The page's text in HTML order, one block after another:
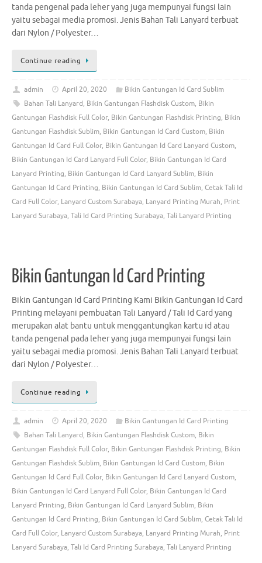
tanda pengenal pada leher yang juga mempunyai fungsi lain
yaitu sebagai media promosi. Jenis Bahan Tali Lanyard terbuat
dari Nylon / Polyester…
Continue reading
admin April 20, 2020
Bikin Gantungan Id Card Sublim
Bahan Tali Lanyard, Bikin Gantungan Flashdisk Custom, Bikin
Gantungan Flashdisk Full Color, Bikin Gantungan Flashdisk Printing, Bikin
Gantungan Flashdisk Sublim, Bikin Gantungan Id Card Custom, Bikin
Gantungan Id Card Full Color, Bikin Gantungan Id Card Lanyard Custom,
Bikin Gantungan Id Card Lanyard Full Color, Bikin Gantungan Id Card
Lanyard Printing, Bikin Gantungan Id Card Lanyard Sublim, Bikin
Gantungan Id Card Printing, Bikin Gantungan Id Card Sublim, Cetak Tali Id
Card Full Color, Lanyard Custom Surabaya, Lanyard Printing Murah, Print
Lanyard Surabaya, Tali Id Card Printing Surabaya, Tali Lanyard Printing
Bikin Gantungan Id Card Printing
Bikin Gantungan Id Card Printing Kami Bikin Gantungan Id Card
Printing melayani pembuatan Tali Lanyard / Tali Id Card yang
merupakan alat bantu untuk menggantungkan kartu id atau
tanda pengenal pada leher yang juga mempunyai fungsi lain
yaitu sebagai media promosi. Jenis Bahan Tali Lanyard terbuat
dari Nylon / Polyester…
Continue reading
admin April 20, 2020
Bikin Gantungan Id Card Printing
Bahan Tali Lanyard, Bikin Gantungan Flashdisk Custom, Bikin
Gantungan Flashdisk Full Color, Bikin Gantungan Flashdisk Printing, Bikin
Gantungan Flashdisk Sublim, Bikin Gantungan Id Card Custom, Bikin
Gantungan Id Card Full Color, Bikin Gantungan Id Card Lanyard Custom,
Bikin Gantungan Id Card Lanyard Full Color, Bikin Gantungan Id Card
Lanyard Printing, Bikin Gantungan Id Card Lanyard Sublim, Bikin
Gantungan Id Card Printing, Bikin Gantungan Id Card Sublim, Cetak Tali Id
Card Full Color, Lanyard Custom Surabaya, Lanyard Printing Murah, Print
Lanyard Surabaya, Tali Id Card Printing Surabaya, Tali Lanyard Printing